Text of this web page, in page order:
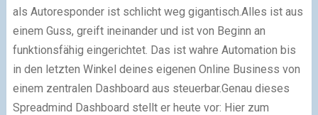
als Autoresponder ist schlicht weg gigantisch. Alles ist aus
einem Guss, greift ineinander und ist von Beginn an
funktionsfähig eingerichtet. Das ist wahre Automation bis
in den letzten Winkel deines eigenen Online Business von
einem zentralen Dashboard aus steuerbar.Genau dieses
Spreadmind Dashboard stellt er heute vor: Hier zum